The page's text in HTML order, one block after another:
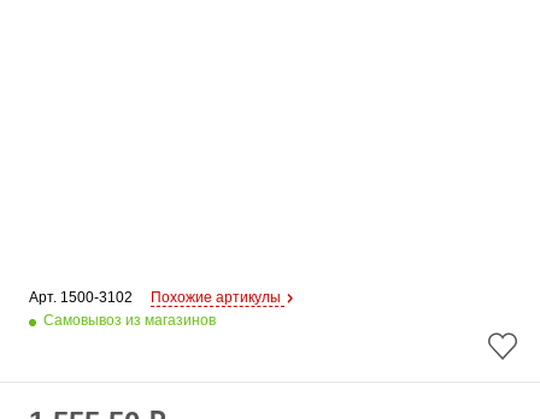
Арт. 1500-3102
Похожие артикулы
Самовывоз из магазинов